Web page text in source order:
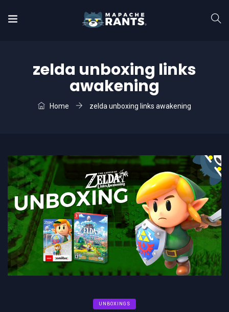
zelda unboxing links
awakening
Home zelda unboxing links awakening
UNBOXINGS